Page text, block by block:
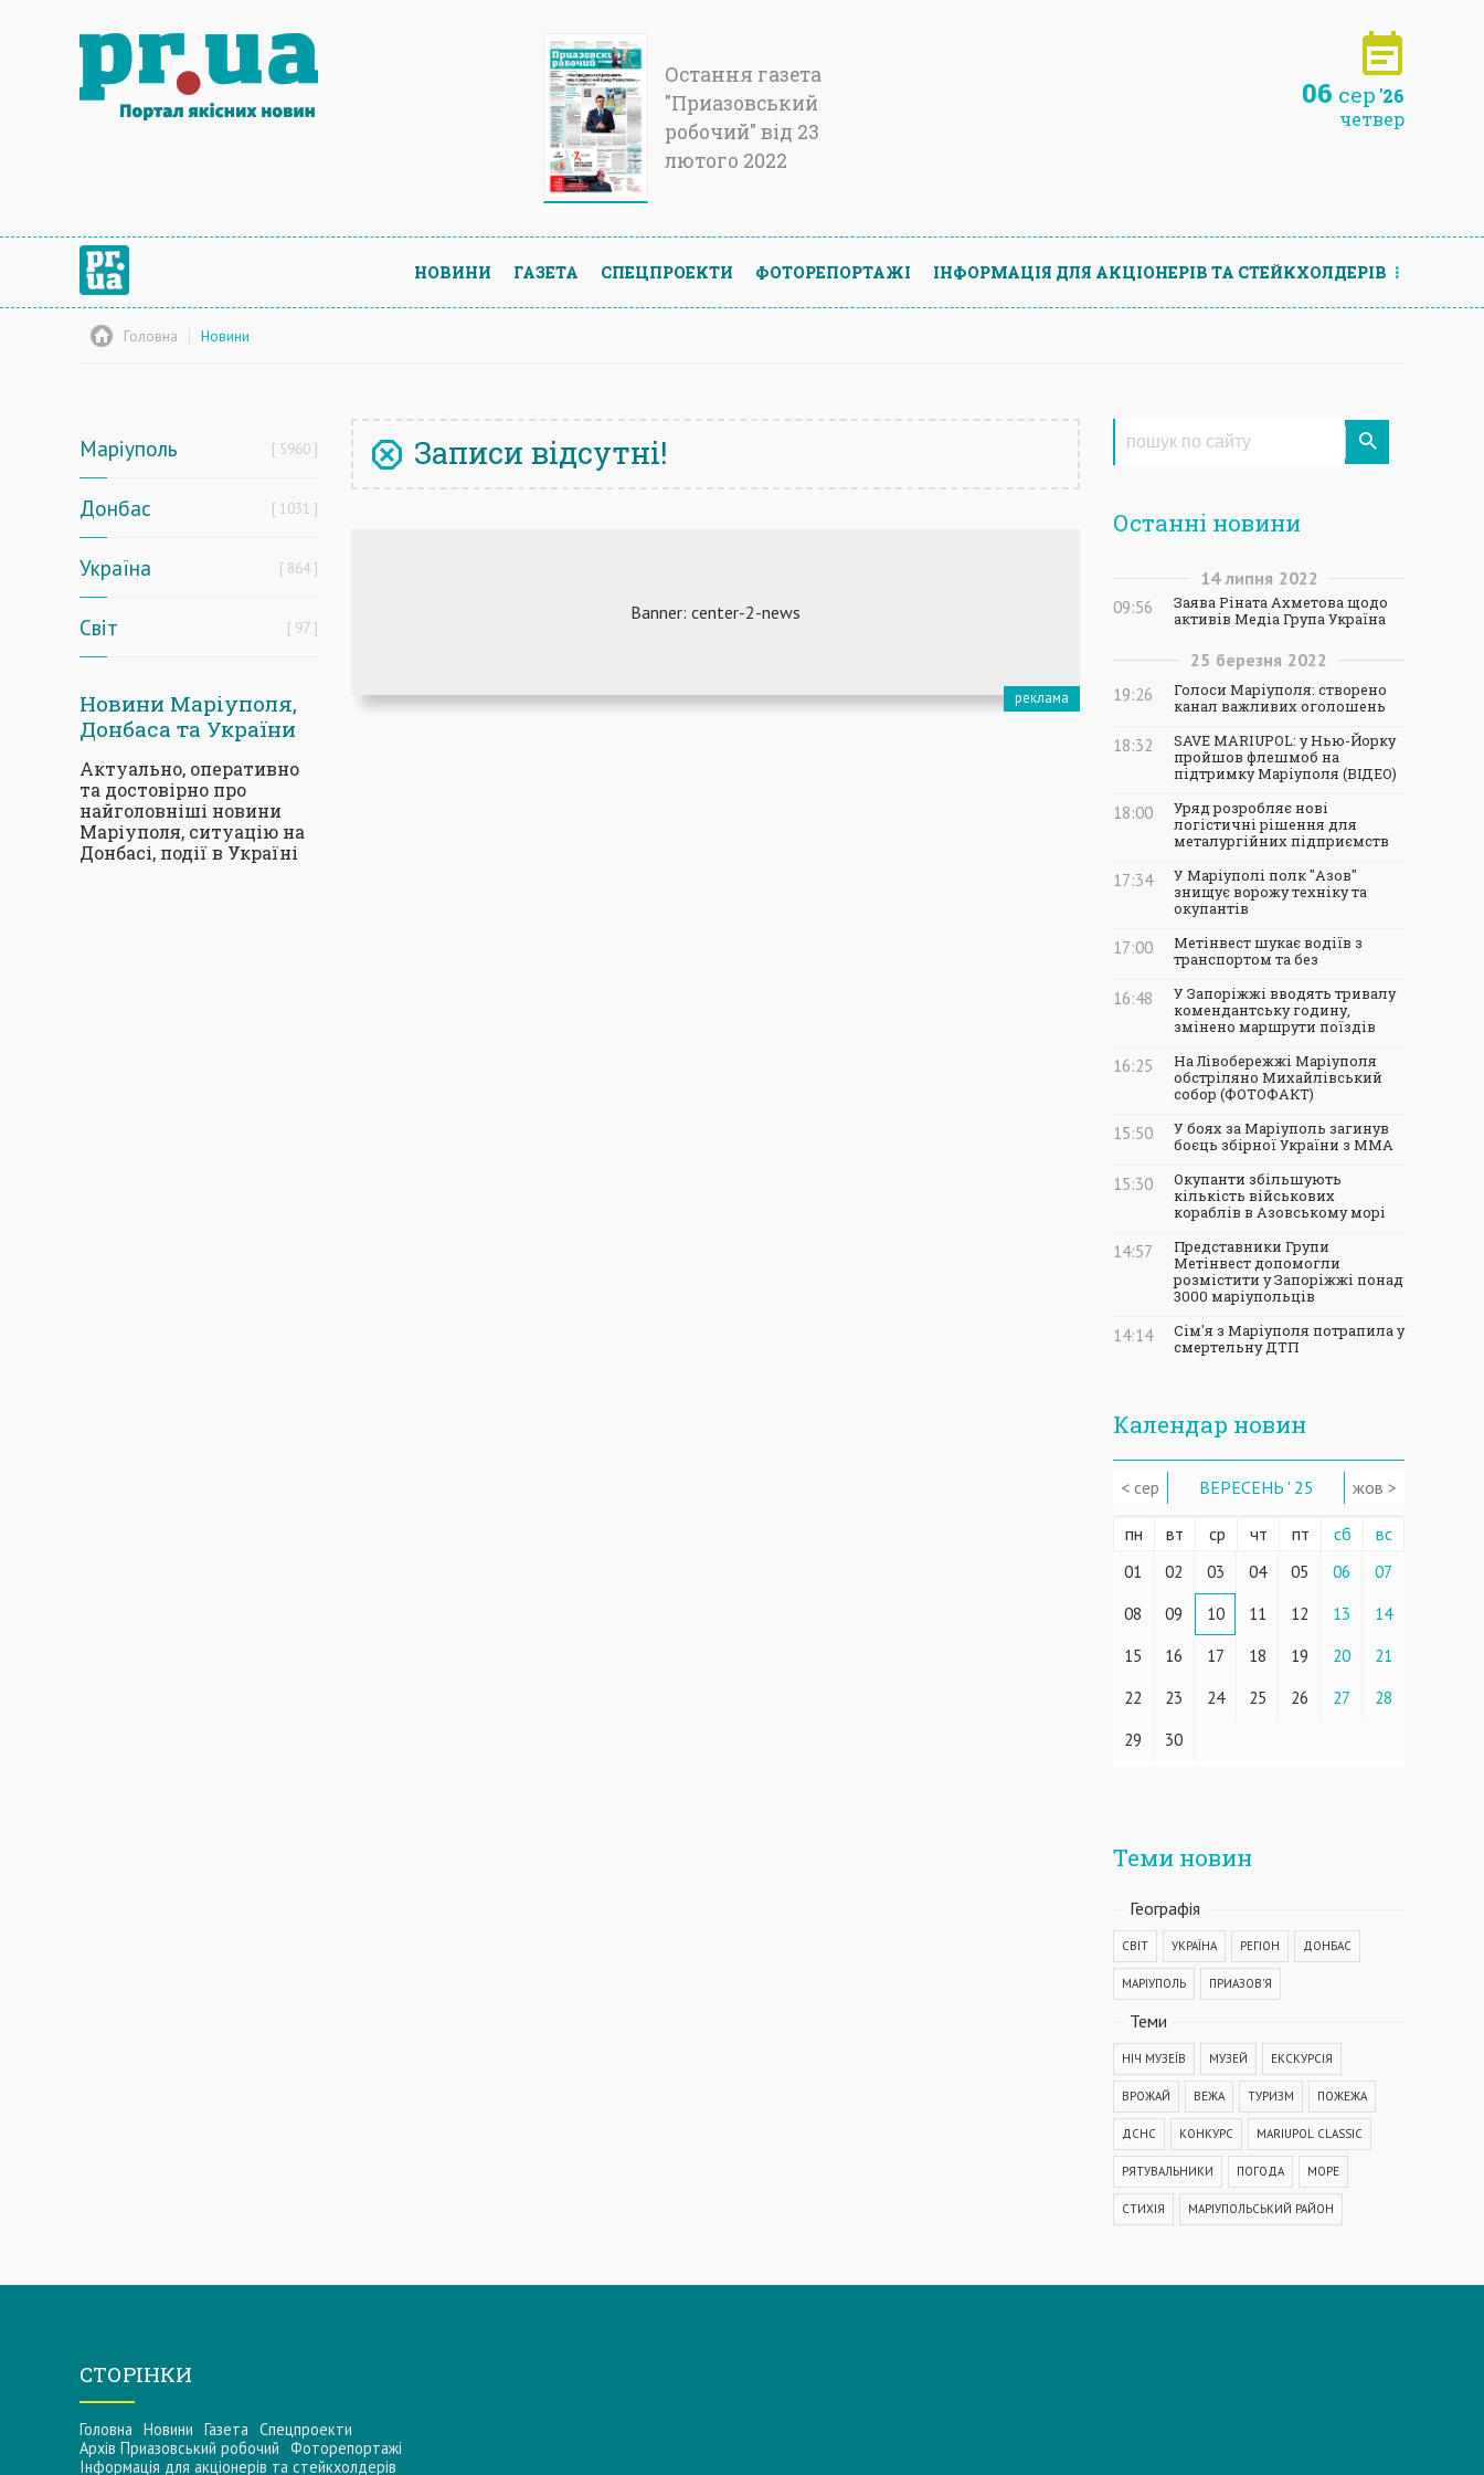
Остання газета
"Приазовський
робочий" від 23
лютого 2022
06 сер '26
четвер
НОВИНИ ГАЗЕТА СПЕЦПРОЕКТИ ФОТОРЕПОРТАЖІ ІНФОРМАЦIЯ ДЛЯ АКЦIОНЕРIВ ТА СТЕЙКХОЛДЕРIВ
Головна Новини
Маріуполь 5960
Донбас 1031
Україна 864
Світ 97
Новини Маріуполя,
Донбаса та України
Актуально, оперативно
та достовірно про
найголовніші новини
Маріуполя, ситуацію на
Донбасі, події в Україні
Записи відсутні!
Останні новини
14 липня 2022
09:56
Заява Ріната Ахметова щодо
активів Медіа Група Україна
25 березня 2022
19:26
Голоси Маріуполя: створено
канал важливих оголошень
18:32
SAVE MARIUPOL: у Нью-Йорку
пройшов флешмоб на
підтримку Маріуполя (ВІДЕО)
18:00
Уряд розробляє нові
логістичні рішення для
металургійних підприємств
17:34
У Маріуполі полк "Азов"
знищує ворожу техніку та
окупантів
17:00
Метінвест шукає водіїв з
транспортом та без
16:48
У Запоріжжі вводять тривалу
комендантську годину,
змінено маршрути поїздів
16:25
На Лівобережжі Маріуполя
обстріляно Михайлівський
собор (ФОТОФАКТ)
15:50
У боях за Маріуполь загинув
боєць збірної України з ММА
15:30
Окупанти збільшують
кількість військових
кораблів в Азовському морі
14:57
Представники Групи
Метінвест допомогли
розмістити у Запоріжжі понад
3000 маріупольців
14:14
Сім'я з Маріуполя потрапила у
смертельну ДТП
Календар новин
< сер ВЕРЕСЕНЬ ' 25 жов >
пн вт ср чт пт сб вс
01 02 03 04 05 06
07
08
09 10 11 12 13
14
15
16 17 18 19 20
21
22
23 24 25 26 27
28
29
30
Теми новин
Географiя
СВІТ УКРАЇНА РЕГІОН ДОНБАС
МАРІУПОЛЬ ПРИАЗОВ'Я
Теми
НІЧ МУЗЕЇВ МУЗЕЙ ЕКСКУРСІЯ
ВРОЖАЙ ВЕЖА ТУРИЗМ ПОЖЕЖА
ДСНС КОНКУРС MARIUPOL CLASSIC
РЯТУВАЛЬНИКИ ПОГОДА МОРЕ
СТИХІЯ МАРІУПОЛЬСЬКИЙ РАЙОН
ПОЛІЦІЯ ПОДІЯ АВАРІЯ МЕДИЦИНА
СТОРІНКИ
Головна Новини Газета Спецпроекти
Архів Приазовський робочий Фоторепортажі
Інформацiя для акцiонерiв та стейкхолдерiв